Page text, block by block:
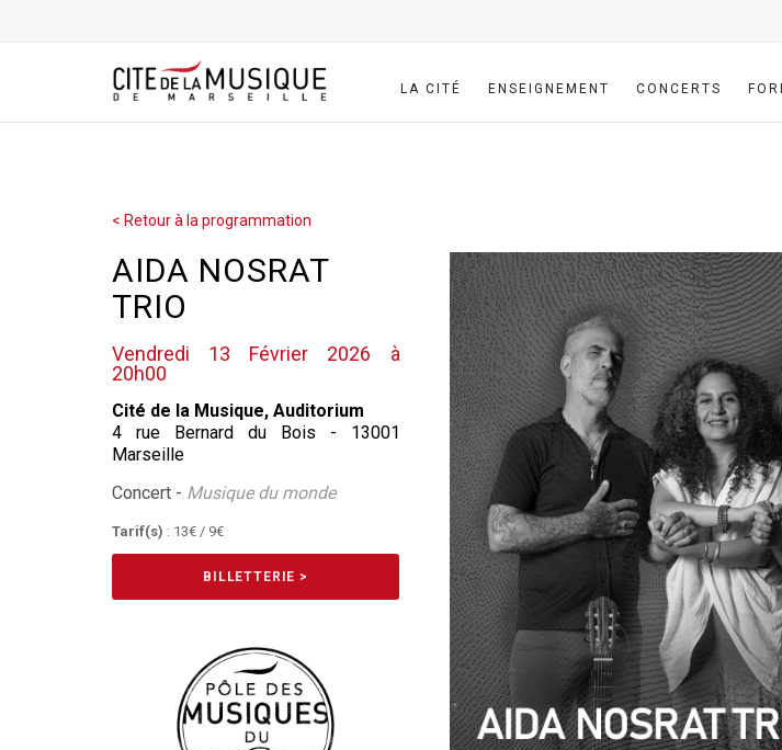
LA CITÉ ENSEIGNEMENT CONCERTS
< Retour à la programmation
AIDA NOSRAT
TRIO
Vendredi 13 Février 2026 à
20h00
Cité de la Musique, Auditorium
4 rue Bernard du Bois - 13001
Marseille
Concert - Musique du monde
Tarif(s) : 13€ / 9€
BILLETTERIE >